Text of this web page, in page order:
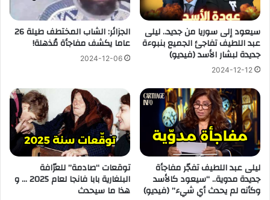
سيعود إلى سوريا من جديد.. ليلى
عبد اللطيف تفاجئ الجميع بنبوءة
جديدة لبشار الأسد (فيديو)
2024-12-12
الجزائر: الشاب المختطف طيلة 26
عاما يكشف مفاجأة مُذهلة!
2024-12-06
ليلى عبد اللطيف تفجّر مفاجأة
جديدة مدوية.. “سيعود كالأسد
وكأنه لم يحدث أي شيء” (فيديو)
توقعات “صادمة” للعرّافة
البلغارية بابا فانجا لعام 2025 … و
هذا ما سيحدث